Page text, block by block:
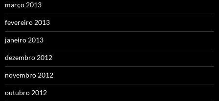
março 2013
fevereiro 2013
janeiro 2013
dezembro 2012
novembro 2012
outubro 2012